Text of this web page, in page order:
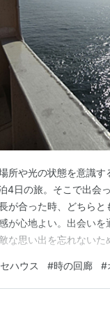
4000円）
売2500円）
公式サイト：http://
ート) 湯」オープ
ジェクト「はいし
試みとなる絵付け
器にまでおよびま
なった銭湯におい
が寄せ集められてい
所や光の状態を意識
4日の旅。そこで出会
が合った時、どちら
が心地よい。出会い
な思い出を忘れない
る若者の正体は？ 〇
で 同志と遭遇 ■杉本
ハウス #時の回廊 #